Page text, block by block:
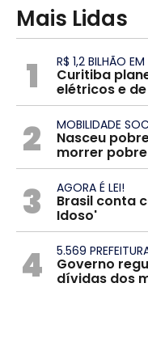
Mais Lidas
1 R$ 1,2 BILHÃO
Curitiba
elétricos e
2 MOBILIDADE
Nasceu
morrer pobre
3 AGORA É LEI!
Brasil conta
Idoso'
4 5.569
Governo
dívidas dos